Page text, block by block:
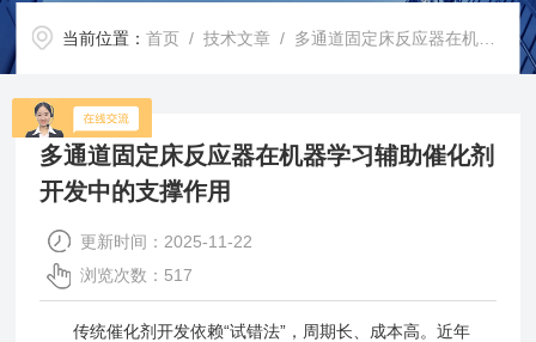
当前位置：首页 /技术文章 / 多通道固定床反应器在机器学习辅助催化剂开发中的支撑作用
多通道固定床反应器在机器学习辅助催化剂
开发中的支撑作用
更新时间：2025-11-22
浏览次数：517
传统催化剂开发依赖“试错法”，周期长、成本高。近年